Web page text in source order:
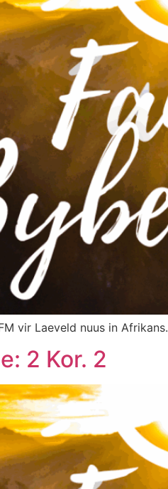
vir Laeveld nuus in Afrikans.
2 Kor. 2